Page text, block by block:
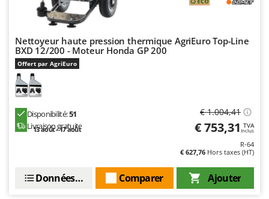
Nettoyeur haute pression thermique AgriEuro Top-Line
BXD 12/200 - Moteur Honda GP 200
Offert par AgriEuro
Disponibilité:51
Livraison gratuite
13 août - 17 août
€ 1.004,41
€ 753,31 TVA
Inclus
R-64
€ 627,76 Hors taxes (HT)
Ajouter
Comparer
Données techniques